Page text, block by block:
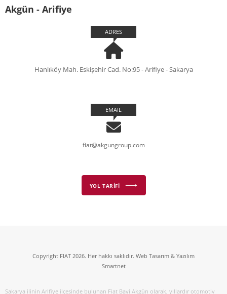
Akgün - Arifiye
ADRES
Hanlıköy Mah. Eskişehir Cad. No:95 - Arifiye - Sakarya
EMAIL
fiat@akgungroup.com
YOL TARİFİ
Copyright FIAT 2026. Her hakkı saklıdır. Web Tasarım & Yazılım
Smartnet
Sakarya ilinin Arifiye ilçesinde bulunan Fiat Bayi Akgün olarak, yıllardır otomotiv